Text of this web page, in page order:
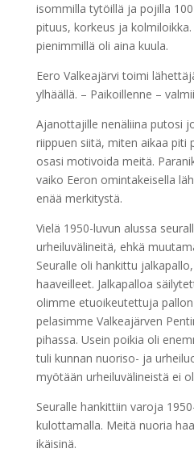
isommilla tytöillä ja pojilla
pituus, korkeus ja
pienimmillä oli aina kuula.
Eero Valkeajärvi toimi
ylhäällä. – Paikoillenne –
Ajanottajille nenäliina putosi
riippuen siitä, miten aikaa piti
osasi motivoida meitä.
vaiko Eeron omintakeisella
enää merkitystä.
Vielä 1950-luvun alussa
urheiluvälineitä, ehkä
Seuralle oli hankittu
haaveilleet. Jalkapalloa
olimme etuoikeutettuja
pelasimme Valkeajärven
pihassa. Usein poikia oli
tuli kunnan nuoriso- ja
myötään urheiluvälineistä ei
Seuralle hankittiin varoja
kulottamalla. Meitä nuoria
ikäisinä.